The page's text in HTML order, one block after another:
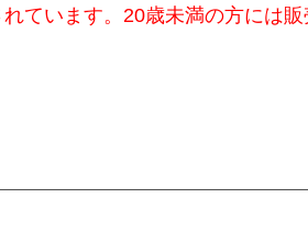
ています。20歳未満の方には販